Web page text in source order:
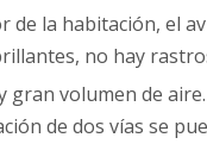
de la habitación, el
no hay
gran volumen de
de dos vías se